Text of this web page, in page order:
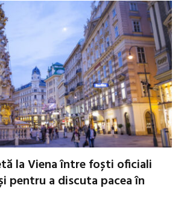
la Viena între foști oficiali
pentru a discuta pacea în